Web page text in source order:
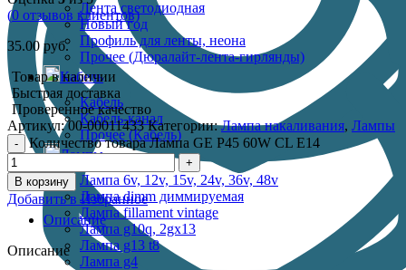
Лента светодиодная
Новый год
Профиль для ленты, неона
Прочее (Дюралайт-лента-гирлянды)
Кабель
Кабель
Кабель-канал
Прочее (Кабель)
Лампы
Лампа 6v, 12v, 15v, 24v, 36v, 48v
Лампа dimm диммируемая
Лампа fillament vintage
Лампа g10q, 2gx13
Лампа g13 t8
Лампа g4
(0 отзывов клиентов)
35.00 руб.
Товар в наличии
Быстрая доставка
Проверенное качество
Артикул:00-00011433Категории: Лампа накаливания, Лампы
Количество товара Лампа GE P45 60W CL E14
В корзину
Добавить в Избранное
Описание
Описание